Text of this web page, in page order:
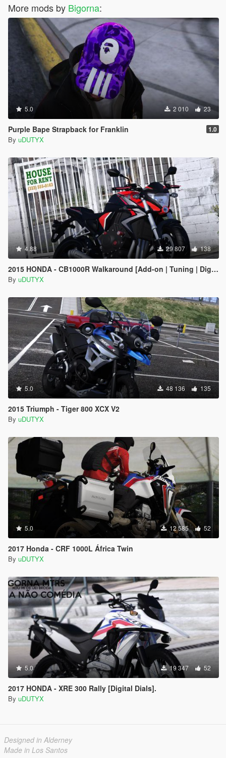
More mods by Bigorna:
5.0 2 010 23
Purple Bape Strapback for Franklin 1.0
By uDUTYX
4.88 29 807 138
2015 HONDA - CB1000R Walkaround [Add-on | Tuning | Digital Dials]
By uDUTYX
5.0 48 136 135
2015 Triumph - Tiger 800 XCX V2
By uDUTYX
5.0 12 585 52
2017 Honda - CRF 1000L África Twin
By uDUTYX
5.0 19 347 52
2017 HONDA - XRE 300 Rally [Digital Dials].
By uDUTYX
Designed in Alderney
Made in Los Santos